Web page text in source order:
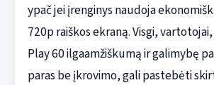
ypač jei įrenginys naudoja
720p raiškos ekraną. Visgi,
Play 60 ilgaamžiškumą ir galimybę
paras be įkrovimo, gali pastebėti